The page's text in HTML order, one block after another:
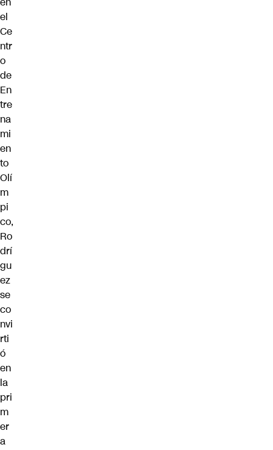
el
Ce
ntr
o
de
En
tre
na
mi
en
to
Olí
m
pi
co,
Ro
drí
gu
ez
se
co
nvi
rti
ó
en
la
pri
m
er
a